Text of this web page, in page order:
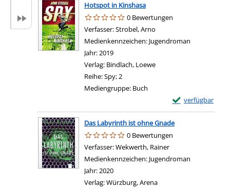
Hotspot in Kinshasa
0 Bewertungen
Verfasser:Strobel, Arno
Medienkennzeichen: Jugendroman
Jahr:2019
Verlag: Bindlach, Loewe
Reihe:Spy; 2
Mediengruppe: Buch
verfügbar
Exemplar-
Das Labyrinth ist ohne Gnade
0 Bewertungen
Verfasser:Wekwerth, Rainer
Medienkennzeichen: Jugendroman
Jahr:2020
Verlag:Würzburg, Arena